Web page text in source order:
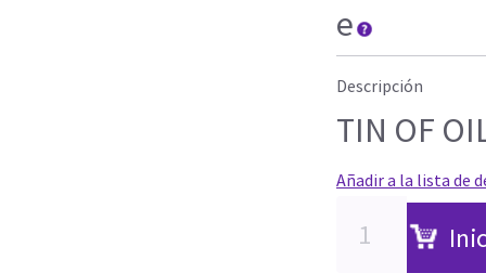
e
Descripción
TIN OF
Añadir a la lista de